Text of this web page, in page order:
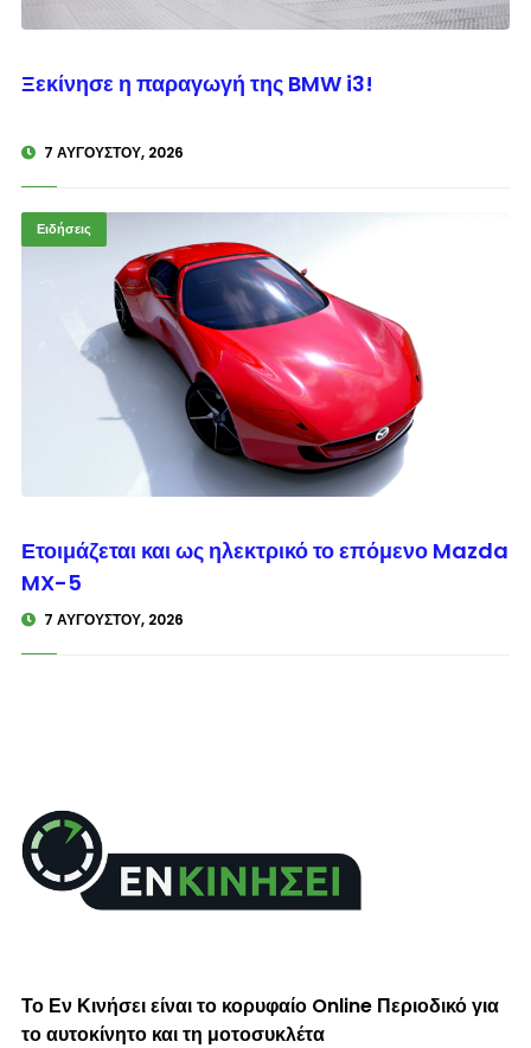
Ξεκίνησε η παραγωγή της BMW i3!
7 ΑΥΓΟΎΣΤΟΥ, 2026
Ειδήσεις
Ετοιμάζεται και ως ηλεκτρικό το επόμενο Mazda
MX-5
7 ΑΥΓΟΎΣΤΟΥ, 2026
Το Εν Κινήσει είναι το κορυφαίο Online Περιοδικό για
το αυτοκίνητο και τη μοτοσυκλέτα